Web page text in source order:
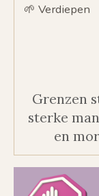
🌱 Verdiepen
Grenzen
sterke
en